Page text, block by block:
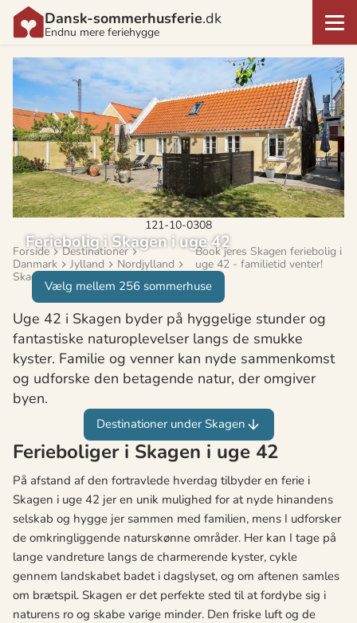
Dansk-sommerhusferie.dk
Endnu mere feriehygge
121-10-0308
Feriebolig i Skagen i uge 42
Vælg mellem 256 sommerhuse
Forside
Destinationer
Danmark
Jylland
Nordjylland
Skagen
Book jeres Skagen feriebolig i
uge 42 - familietid venter!
Uge 42 i Skagen byder på hyggelige stunder og
fantastiske naturoplevelser langs de smukke
kyster. Familie og venner kan nyde sammenkomst
og udforske den betagende natur, der omgiver
byen.
Destinationer under Skagen
Ferieboliger i Skagen i uge 42
På afstand af den fortravlede hverdag tilbyder en ferie i
Skagen i uge 42 jer en unik mulighed for at nyde hinandens
selskab og hygge jer sammen med familien, mens I udforsker
de omkringliggende naturskønne områder. Her kan I tage på
lange vandreture langs de charmerende kyster, cykle
gennem landskabet badet i dagslyset, og om aftenen samles
om brætspil. Skagen er det perfekte sted til at fordybe sig i
naturens ro og skabe varige minder. Den friske luft og de